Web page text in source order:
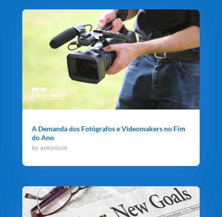
A Demanda dos Fotógrafos e Videomakers no Fim
do Ano
byantoniom